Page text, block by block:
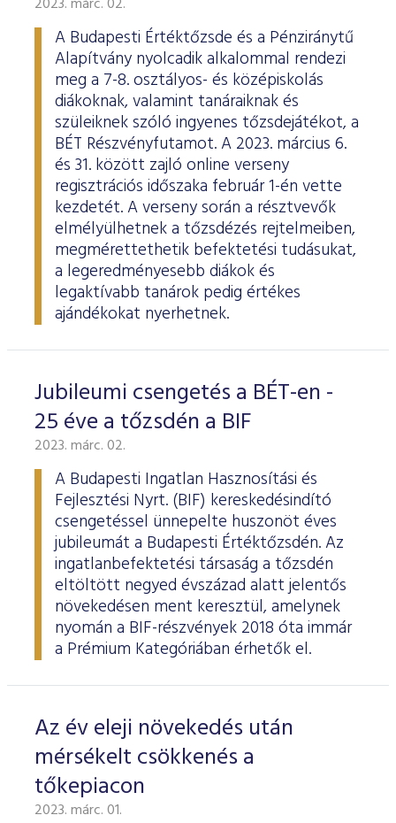
ESG Útmutató
A Budapesti Értéktőzsde és a Pénziránytű
Alapítvány nyolcadik alkalommal rendezi
meg a 7-8. osztályos- és középiskolás
diákoknak, valamint tanáraiknak és
szüleiknek szóló ingyenes tőzsdejátékot, a
BÉT Részvényfutamot. A 2023. március 6.
és 31. között zajló online verseny
regisztrációs időszaka február 1-én vette
kezdetét. A verseny során a résztvevők
elmélyülhetnek a tőzsdézés rejtelmeiben,
megmérettethetik befektetési tudásukat,
a legeredményesebb diákok és
legaktívabb tanárok pedig értékes
ajándékokat nyerhetnek.
Jubileumi csengetés a BÉT-en -
25 éve a tőzsdén a BIF
2023. márc. 02.
A Budapesti Ingatlan Hasznosítási és
Fejlesztési Nyrt. (BIF) kereskedésindító
csengetéssel ünnepelte huszonöt éves
jubileumát a Budapesti Értéktőzsdén. Az
ingatlanbefektetési társaság a tőzsdén
eltöltött negyed évszázad alatt jelentős
növekedésen ment keresztül, amelynek
nyomán a BIF-részvények 2018 óta immár
a Prémium Kategóriában érhetők el.
Az év eleji növekedés után
mérsékelt csökkenés a
tőkepiacon
2023. márc. 01.